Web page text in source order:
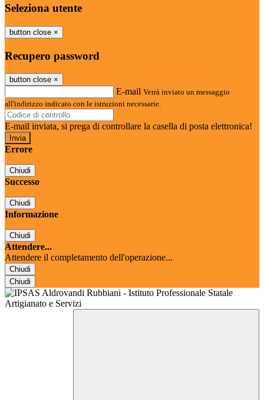
Seleziona utente
button close ×
Recupero password
button close ×
E-mail Verrà inviato un messaggio
all'indirizzo indicato con le istruzioni necessarie.
E-mail inviata, si prega di controllare la casella di posta elettronica!
Errore
Chiudi
Successo
Chiudi
Informazione
Chiudi
Attendere...
Attendere il completamento dell'operazione...
Chiudi
Chiudi